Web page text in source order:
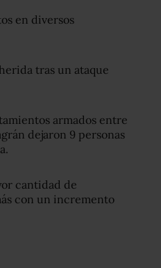
en diversos
tras un ataque
armados entre
dejaron 9 personas
cantidad de
con un incremento